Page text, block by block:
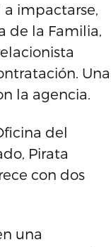
impactarse,
de la Familia,
Una
la agencia.
del
Pirata
con dos
una